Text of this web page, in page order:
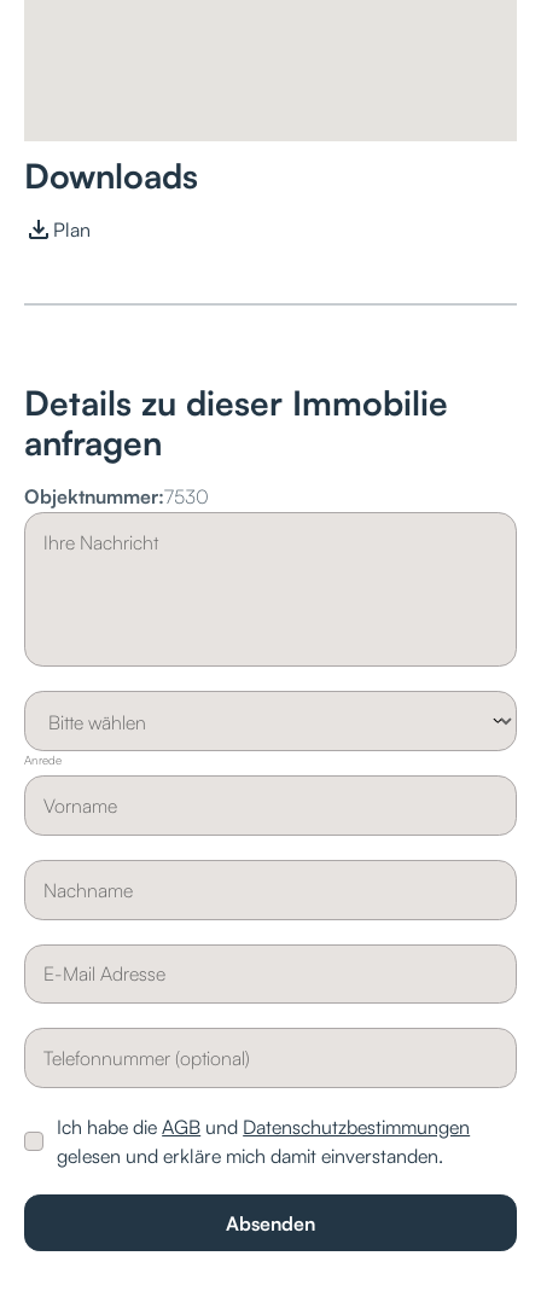
Downloads
Plan
Details zu dieser Immobilie
anfragen
Objektnummer:7530
Anrede
Ich habe dieAGB und Datenschutzbestimmungen
gelesen und erkläre mich damit einverstanden.